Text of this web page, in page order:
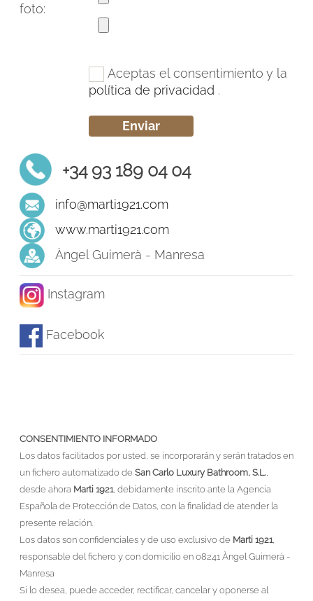
foto:
Aceptas el consentimiento y la
política de privacidad .
+34 93 189 04 04
info@marti1921.com
www.marti1921.com
Àngel Guimerà - Manresa
Instagram
Facebook
CONSENTIMIENTO INFORMADO
Los datos facilitados por usted, se incorporarán y serán tratados en
un fichero automatizado de San Carlo Luxury Bathroom, S.L.,
desde ahora Marti 1921, debidamente inscrito ante la Agencia
Española de Protección de Datos, con la finalidad de atender la
presente relación.
Los datos son confidenciales y de uso exclusivo de Marti 1921,
responsable del fichero y con domicilio en 08241 Àngel Guimerà -
Manresa
Si lo desea, puede acceder, rectificar, cancelar y oponerse al